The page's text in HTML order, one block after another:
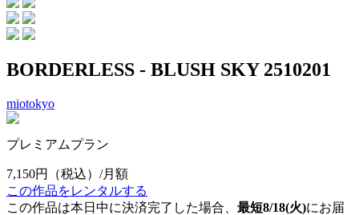
BORDERLESS - BLUSH SKY 2510201
miotokyo
プレミアムプラン
7,150円
（税込）/月額
この作品をレンタルする
この作品は本日中に決済完了した場合、 最短8/18(火)にお届